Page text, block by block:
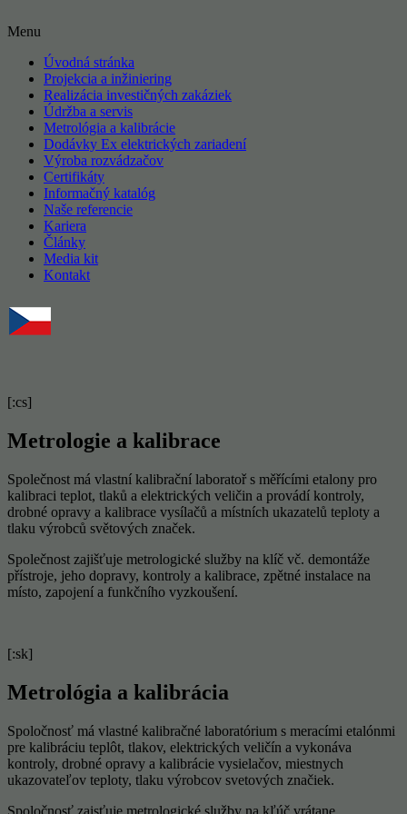
Menu
Úvodná stránka
Projekcia a inžiniering
Realizácia investičných zakáziek
Údržba a servis
Metrológia a kalibrácie
Dodávky Ex elektrických zariadení
Výroba rozvádzačov
Certifikáty
Informačný katalóg
Naše referencie
Kariera
Články
Media kit
Kontakt
[:cs]
Metrologie a kalibrace
Společnost má vlastní kalibrační laboratoř s měřícími etalony pro
kalibraci teplot, tlaků a elektrických veličin a provádí kontroly,
drobné opravy a kalibrace vysílačů a místních ukazatelů teploty a
tlaku výrobců světových značek.
Společnost zajišťuje metrologické služby na klíč vč. demontáže
přístroje, jeho dopravy, kontroly a kalibrace, zpětné instalace na
místo, zapojení a funkčního vyzkoušení.
[:sk]
Metrológia a kalibrácia
Spoločnosť má vlastné kalibračné laboratórium s meracími etalónmi
pre kalibráciu teplôt, tlakov, elektrických veličín a vykonáva
kontroly, drobné opravy a kalibrácie vysielačov, miestnych
ukazovateľov teploty, tlaku výrobcov svetových značiek.
Spoločnosť zaisťuje metrologické služby na kľúč vrátane